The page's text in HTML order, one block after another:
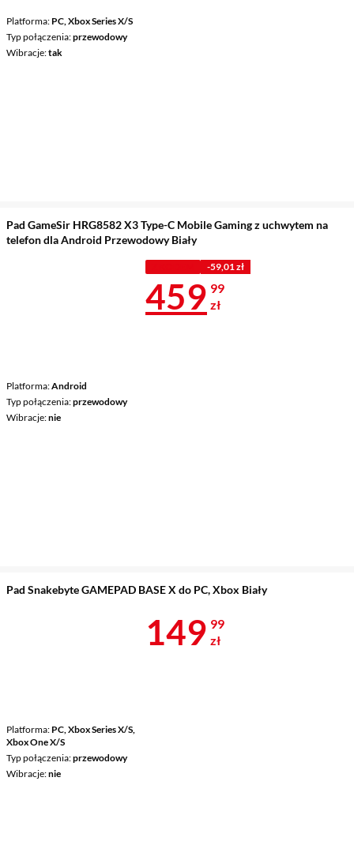
Platforma PC, Xbox Series X/S
Typ połączenia przewodowy
Wibracje tak
Pad GameSir HRG8582 X3 Type-C Mobile Gaming z uchwytem na
telefon dla Android Przewodowy Biały
Platforma Android
Typ połączenia przewodowy
Wibracje nie
-59,01 zł
Cena 459,99
459 99
zł
Pad Snakebyte GAMEPAD BASE X do PC, Xbox Biały
Platforma PC, Xbox Series X/S,
Xbox One X/S
Typ połączenia przewodowy
Wibracje nie
Cena 149,99
149 99
zł